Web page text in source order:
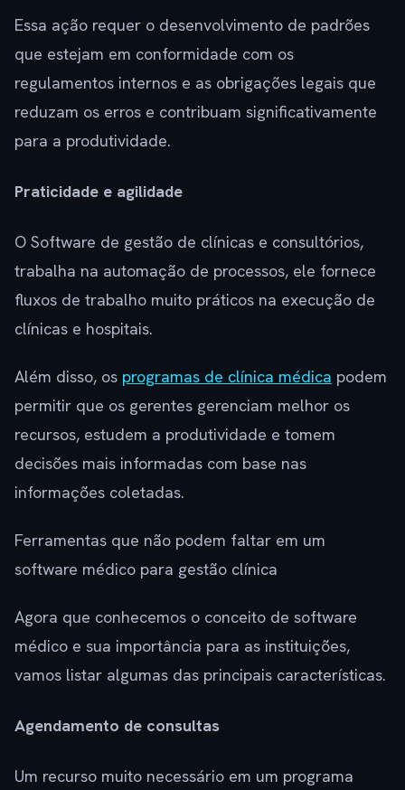
Essa ação requer o desenvolvimento de padrões
que estejam em conformidade com os
regulamentos internos e as obrigações legais que
reduzam os erros e contribuam significativamente
para a produtividade.
Praticidade e agilidade
O Software de gestão de clínicas e consultórios,
trabalha na automação de processos, ele fornece
fluxos de trabalho muito práticos na execução de
clínicas e hospitais.
Além disso, os programas de clínica médica podem
permitir que os gerentes gerenciam melhor os
recursos, estudem a produtividade e tomem
decisões mais informadas com base nas
informações coletadas.
Ferramentas que não podem faltar em um
software médico para gestão clínica
Agora que conhecemos o conceito de software
médico e sua importância para as instituições,
vamos listar algumas das principais características.
Agendamento de consultas
Um recurso muito necessário em um programa